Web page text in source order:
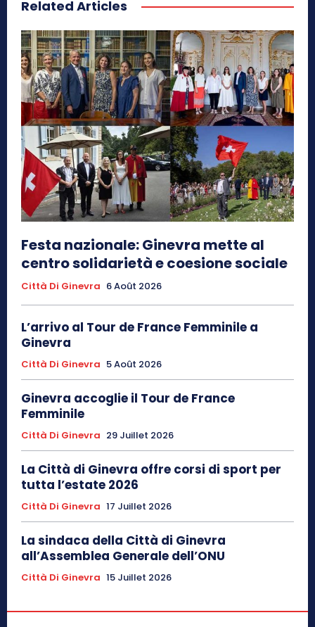
Related Articles
Festa nazionale: Ginevra mette al
centro solidarietà e coesione sociale
Città Di Ginevra 6 Août 2026
L’arrivo al Tour de France Femminile a
Ginevra
Città Di Ginevra 5 Août 2026
Ginevra accoglie il Tour de France
Femminile
Città Di Ginevra 29 Juillet 2026
La Città di Ginevra offre corsi di sport per
tutta l’estate 2026
Città Di Ginevra 17 Juillet 2026
La sindaca della Città di Ginevra
all’Assemblea Generale dell’ONU
Città Di Ginevra 15 Juillet 2026